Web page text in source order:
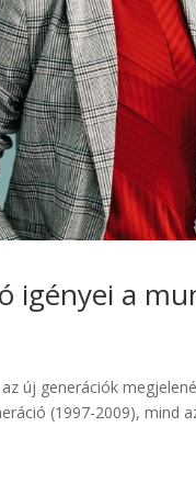
igényei a
új generációk
(1997-2009), mind